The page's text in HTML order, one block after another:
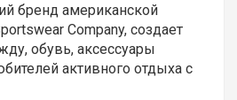
бренд американской
Company, создает
обувь, аксессуары
активного отдыха с